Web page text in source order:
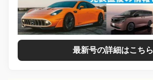
最新号の詳細はこちら